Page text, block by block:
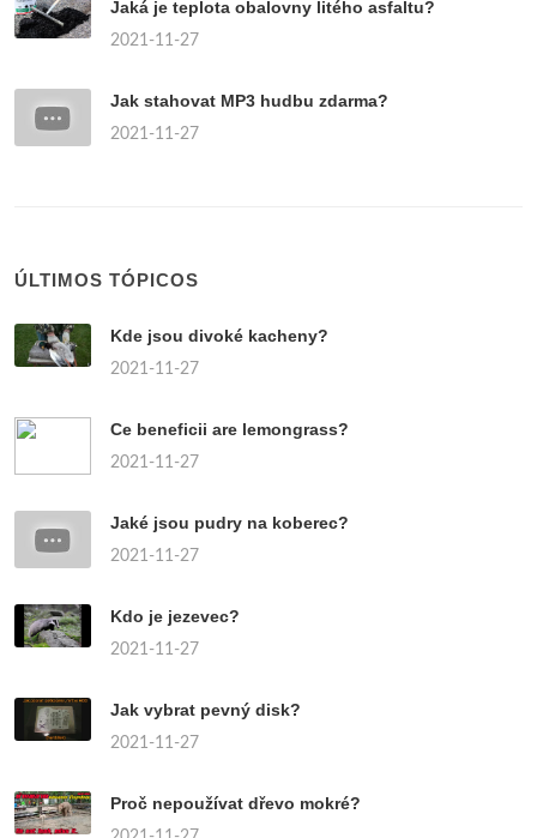
Jaká je teplota obalovny litého asfaltu?
2021-11-27
Jak stahovat MP3 hudbu zdarma?
2021-11-27
ÚLTIMOS TÓPICOS
Kde jsou divoké kacheny?
2021-11-27
Ce beneficii are lemongrass?
2021-11-27
Jaké jsou pudry na koberec?
2021-11-27
Kdo je jezevec?
2021-11-27
Jak vybrat pevný disk?
2021-11-27
Proč nepoužívat dřevo mokré?